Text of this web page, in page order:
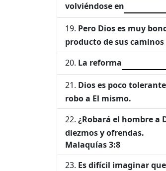
volviéndose en
Pero Dios es muy
producto de sus
La reforma
Dios es poco
robo a El mismo.
¿Robará el hombre a
diezmos y ofrendas.
Malaquías 3:8
Es difícil imaginar